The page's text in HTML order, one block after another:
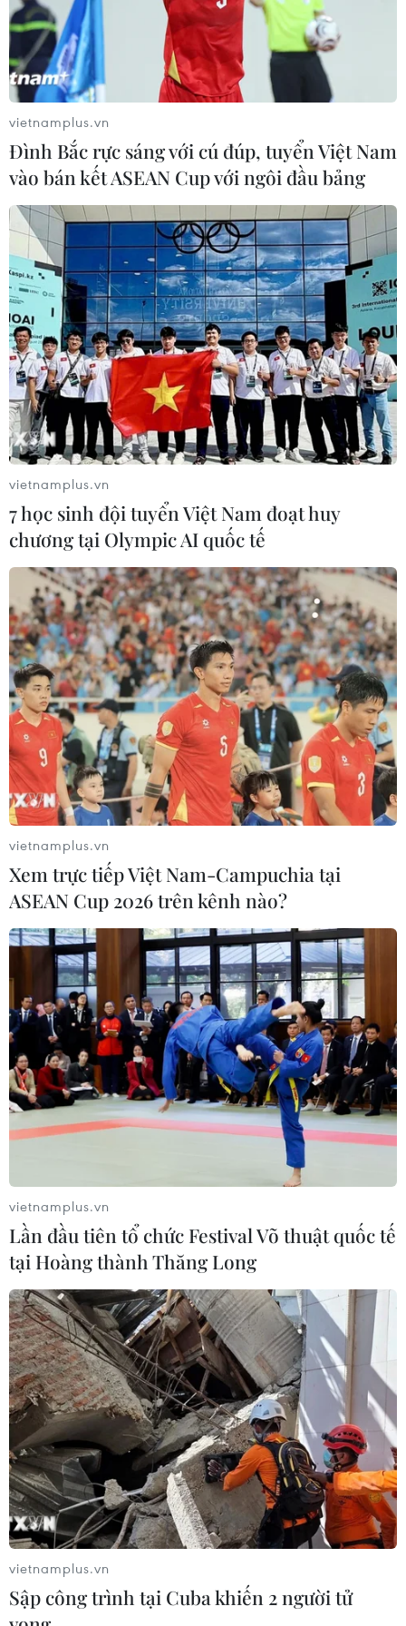
Động đất tại Indonesia: Số người thiệt
mạng tăng lên gần 100 người
07/12/2016 11:11
Số người thiệt mạng trong vụ động đất mạnh 6,4 độ
Richter xảy ra sáng 7/12 tại tỉnh Aceh trên đảo Sumatra
của nước này đã tăng lên ít nhất 97 người, trong khi số
người bị thương là 613 người.
vietnamplus.vn
Đình Bắc rực sáng với cú đúp, tuyển Việt Nam
vào bán kết ASEAN Cup với ngôi đầu bảng
vietnamplus.vn
7 học sinh đội tuyển Việt Nam đoạt huy
chương tại Olympic AI quốc tế
vietnamplus.vn
Xem trực tiếp Việt Nam-Campuchia tại
ASEAN Cup 2026 trên kênh nào?
vietnamplus.vn
Lần đầu tiên tổ chức Festival Võ thuật quốc tế
tại Hoàng thành Thăng Long
vietnamplus.vn
Sập công trình tại Cuba khiến 2 người tử